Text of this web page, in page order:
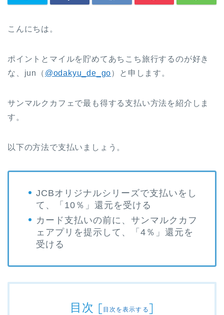
こんにちは。
ポイントとマイルを貯めてあちこち旅行するのが好き
な、jun（ @odakyu_de_go）と申します。
サンマルクカフェで最も得する支払い方法を紹介しま
す。
以下の方法で支払いましょう。
JCBオリジナルシリーズで支払いをし
て、「10％」還元を受ける
カード支払いの前に、サンマルクカフ
ェアプリを提示して、「4％」還元を
受ける
目次 [目次を表示する]